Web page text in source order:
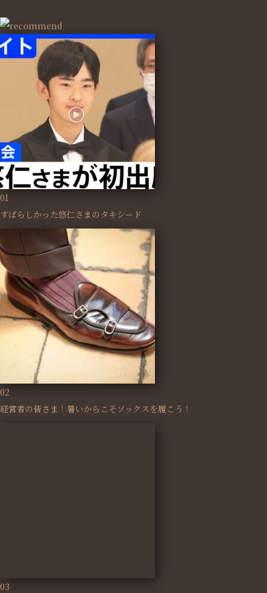
01
すばらしかった悠仁さまのタキシード
02
経営者の皆さま！暑いからこそソックスを履こう！
03